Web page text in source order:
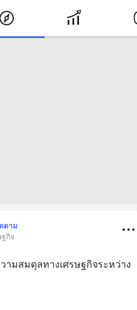
ตาม
ฐกิจ
มสมดุลทางเศรษฐกิจระหว่าง